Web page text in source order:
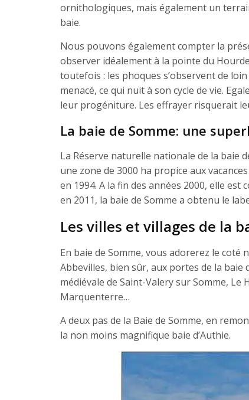
ornithologiques, mais également un
baie.
Nous pouvons également compter la
observer idéalement à la pointe du
toutefois : les phoques s’observent de
menacé, ce qui nuit à son cycle de vie.
leur progéniture. Les effrayer risquerait
La baie de Somme: une
La Réserve naturelle nationale de la baie
une zone de 3000 ha propice aux
en 1994. A la fin des années 2000, elle
en 2011, la baie de Somme a obtenu le
Les villes et villages de la
En baie de Somme, vous adorerez le
Abbevilles, bien sûr, aux portes de la baie
médiévale de Saint-Valery sur Somme,
Marquenterre…
A deux pas de la Baie de Somme, en
la non moins magnifique baie d’Authie.